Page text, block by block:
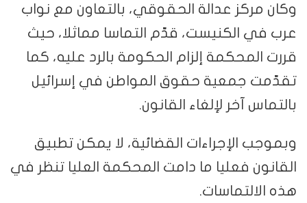
وكان مركز عدالة الحقوقي، بالتعاون مع نواب
عرب في الكنيست، قدّم التماسا مماثلا، حيث
قررت المحكمة إلزام الحكومة بالرد عليه، كما
تقدّمت جمعية حقوق المواطن في إسرائيل
بالتماس آخر لإلغاء القانون.
وبموجب الإجراءات القضائية، لا يمكن تطبيق
القانون فعليا ما دامت المحكمة العليا تنظر في
هذه الالتماسات.